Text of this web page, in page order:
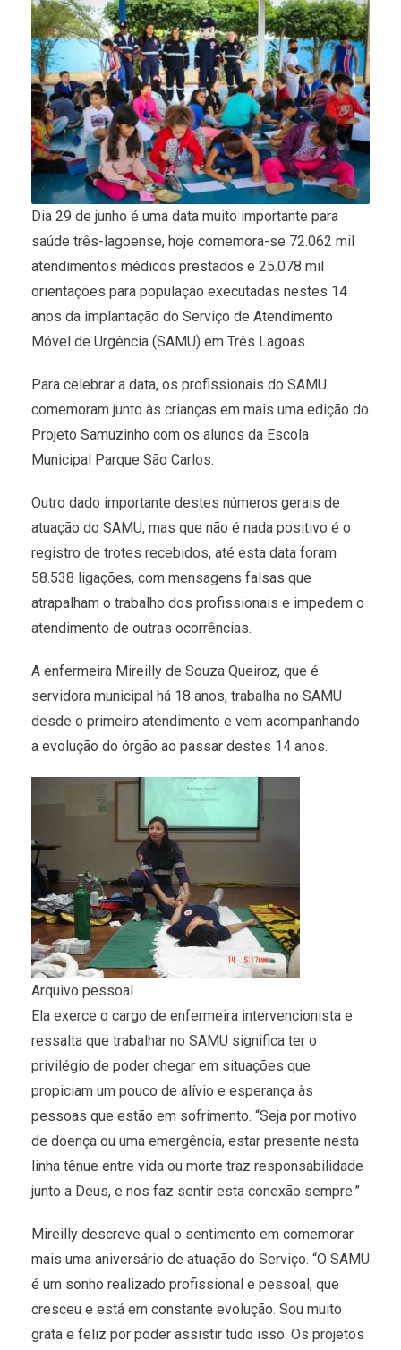
Dia 29 de junho é uma data muito importante para
saúde três-lagoense, hoje comemora-se 72.062 mil
atendimentos médicos prestados e 25.078 mil
orientações para população executadas nestes 14
anos da implantação do Serviço de Atendimento
Móvel de Urgência (SAMU) em Três Lagoas.
Para celebrar a data, os profissionais do SAMU
comemoram junto às crianças em mais uma edição do
Projeto Samuzinho com os alunos da Escola
Municipal Parque São Carlos.
Outro dado importante destes números gerais de
atuação do SAMU, mas que não é nada positivo é o
registro de trotes recebidos, até esta data foram
58.538 ligações, com mensagens falsas que
atrapalham o trabalho dos profissionais e impedem o
atendimento de outras ocorrências.
A enfermeira Mireilly de Souza Queiroz, que é
servidora municipal há 18 anos, trabalha no SAMU
desde o primeiro atendimento e vem acompanhando
a evolução do órgão ao passar destes 14 anos.
Arquivo pessoal
Ela exerce o cargo de enfermeira intervencionista e
ressalta que trabalhar no SAMU significa ter o
privilégio de poder chegar em situações que
propiciam um pouco de alívio e esperança às
pessoas que estão em sofrimento. “Seja por motivo
de doença ou uma emergência, estar presente nesta
linha tênue entre vida ou morte traz responsabilidade
junto a Deus, e nos faz sentir esta conexão sempre.”
Mireilly descreve qual o sentimento em comemorar
mais uma aniversário de atuação do Serviço. “O SAMU
é um sonho realizado profissional e pessoal, que
cresceu e está em constante evolução. Sou muito
grata e feliz por poder assistir tudo isso. Os projetos